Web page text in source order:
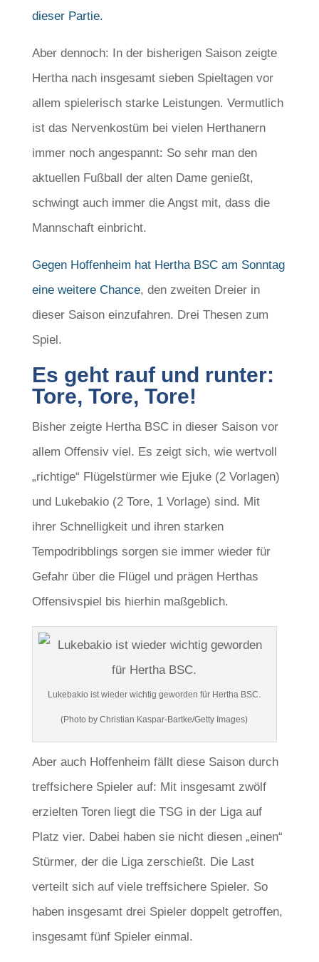
dieser Partie.
Aber dennoch: In der bisherigen Saison zeigte
Hertha nach insgesamt sieben Spieltagen vor
allem spielerisch starke Leistungen. Vermutlich
ist das Nervenkostüm bei vielen Herthanern
immer noch angespannt: So sehr man den
aktuellen Fußball der alten Dame genießt,
schwingt auch immer die Angst mit, dass die
Mannschaft einbricht.
Gegen Hoffenheim hat Hertha BSC am Sonntag
eine weitere Chance, den zweiten Dreier in
dieser Saison einzufahren. Drei Thesen zum
Spiel.
Es geht rauf und runter:
Tore, Tore, Tore!
Bisher zeigte Hertha BSC in dieser Saison vor
allem Offensiv viel. Es zeigt sich, wie wertvoll
„richtige“ Flügelstürmer wie Ejuke (2 Vorlagen)
und Lukebakio (2 Tore, 1 Vorlage) sind. Mit
ihrer Schnelligkeit und ihren starken
Tempodribblings sorgen sie immer wieder für
Gefahr über die Flügel und prägen Herthas
Offensivspiel bis hierhin maßgeblich.
Lukebakio ist wieder wichtig geworden für Hertha BSC.
(Photo by Christian Kaspar-Bartke/Getty Images)
Aber auch Hoffenheim fällt diese Saison durch
treffsichere Spieler auf: Mit insgesamt zwölf
erzielten Toren liegt die TSG in der Liga auf
Platz vier. Dabei haben sie nicht diesen „einen“
Stürmer, der die Liga zerschießt. Die Last
verteilt sich auf viele treffsichere Spieler. So
haben insgesamt drei Spieler doppelt getroffen,
insgesamt fünf Spieler einmal.